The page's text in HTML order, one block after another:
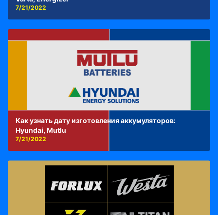
7/21/2022
Как узнать дату изготовления аккумуляторов:
Hyundai, Mutlu
7/21/2022